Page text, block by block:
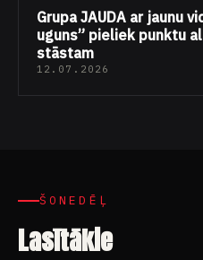
Grupa JAUDA ar jaunu
uguns” pieliek punktu
stāstam
12.07.2026
ŠONEDĒĻ
Lasītākie